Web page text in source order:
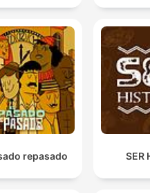
repasado SER